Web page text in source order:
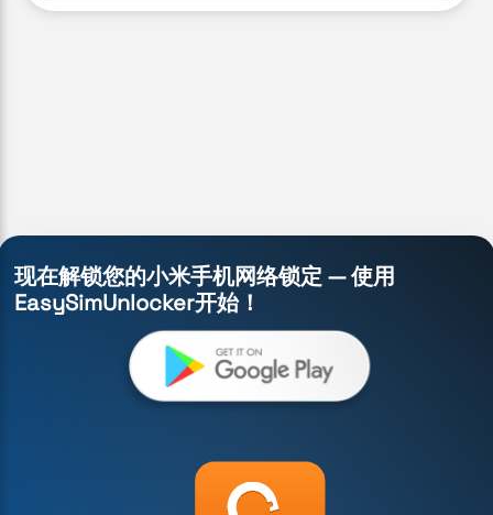
现在解锁您的小米手机网络锁定 — 使用
EasySimUnlocker开始！